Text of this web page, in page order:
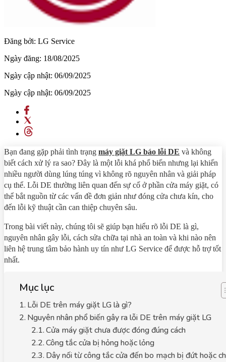
Đăng bởi: LG Service
Ngày đăng: 18/08/2025
Ngày cập nhật: 06/09/2025
Ngày cập nhật: 06/09/2025
Bạn đang gặp phải tình trạng máy giặt LG báo lỗi DE và không
biết cách xử lý ra sao? Đây là một lỗi khá phổ biến nhưng lại khiến
nhiều người dùng lúng túng vì không rõ nguyên nhân và giải pháp
cụ thể. Lỗi DE thường liên quan đến sự cố ở phần cửa máy giặt, có
thể bắt nguồn từ các vấn đề đơn giản như đóng cửa chưa kín, cho
đến lỗi kỹ thuật cần can thiệp chuyên sâu.
Trong bài viết này, chúng tôi sẽ giúp bạn hiểu rõ lỗi DE là gì,
nguyên nhân gây lỗi, cách sửa chữa tại nhà an toàn và khi nào nên
liên hệ trung tâm bảo hành uy tín như LG Service để được hỗ trợ tốt
nhất.
Mục lục
Lỗi DE trên máy giặt LG là gì?
Nguyên nhân phổ biến gây ra lỗi DE trên máy giặt LG
Cửa máy giặt chưa được đóng đúng cách
Công tắc cửa bị hỏng hoặc lỏng
Dây nối từ công tắc cửa đến bo mạch bị đứt hoặc